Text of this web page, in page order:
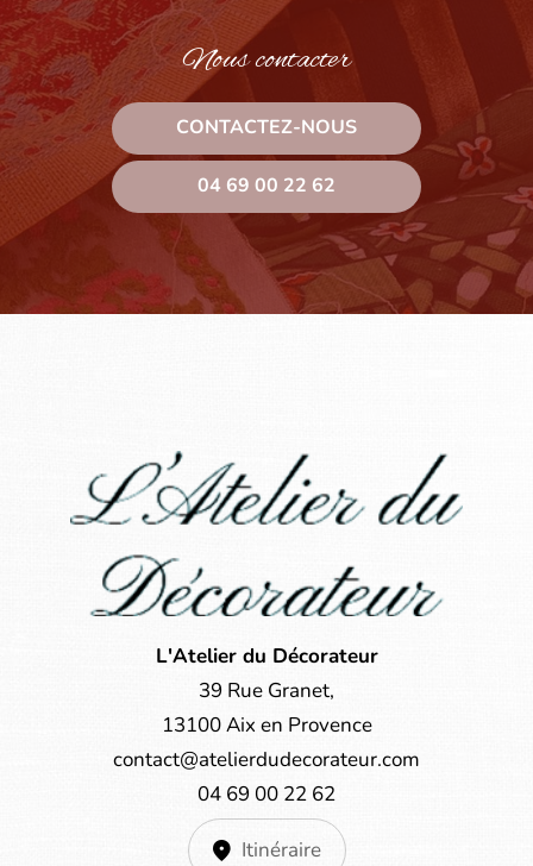
Nous contacter
CONTACTEZ-NOUS
04 69 00 22 62
L'Atelier du Décorateur
39 Rue Granet,
13100 Aix en Provence
contact@atelierdudecorateur.com
04 69 00 22 62
Itinéraire